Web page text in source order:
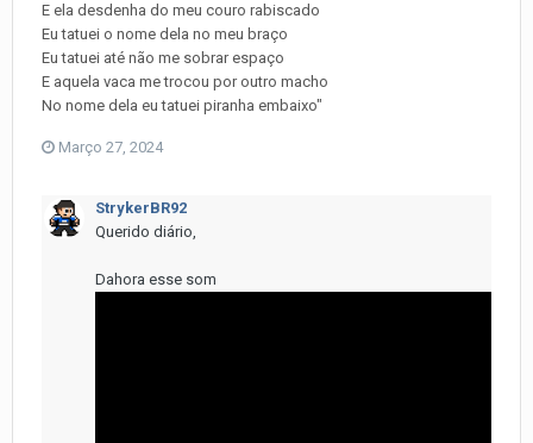
E ela desdenha do meu couro rabiscado
Eu tatuei o nome dela no meu braço
Eu tatuei até não me sobrar espaço
E aquela vaca me trocou por outro macho
No nome dela eu tatuei piranha embaixo"
Março 27, 2024
StrykerBR92
Querido diário,
Dahora esse som